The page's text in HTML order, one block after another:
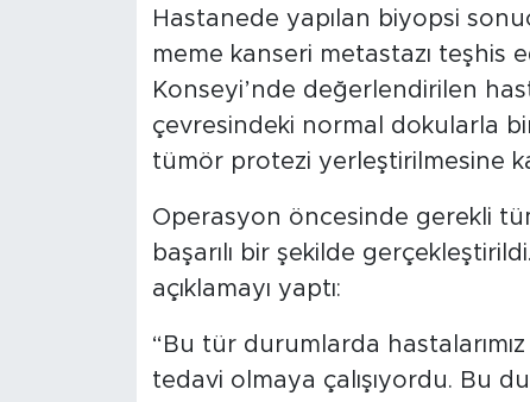
Hastanede yapılan biyopsi
meme kanseri metastazı teşhis
Konseyi’nde değerlendirilen
çevresindeki normal dokularla
tümör protezi yerleştirilmesine
Operasyon öncesinde gerekli
başarılı bir şekilde
açıklamayı yaptı:
“Bu tür durumlarda
tedavi olmaya çalışıyordu. Bu